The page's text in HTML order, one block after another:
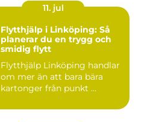
11. jul
Flytthjälp i Linköping: Så
planerar du en trygg och
smidig flytt
Flytthjälp Linköping handlar
om mer än att bara bära
kartonger från punkt ...